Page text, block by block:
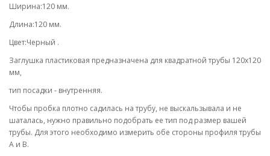
Ширина:120 мм.
Длина:120 мм.
Цвет:Черный .
Заглушка пластиковая предназначена для квадратной трубы 120х120
мм,
тип посадки - внутренняя.
Чтобы пробка плотно садилась на трубу, не выскальзывала и не
шаталась, нужно правильно подобрать ее тип под размер вашей
трубы. Для этого необходимо измерить обе стороны профиля трубы
А и В.